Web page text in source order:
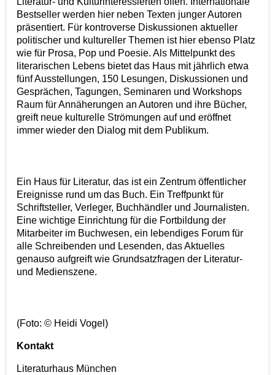
Bestseller werden hier neben Texten junger Autoren
präsentiert. Für kontroverse Diskussionen aktueller
politischer und kultureller Themen ist hier ebenso Platz
wie für Prosa, Pop und Poesie. Als Mittelpunkt des
literarischen Lebens bietet das Haus mit jährlich etwa
fünf Ausstellungen, 150 Lesungen, Diskussionen und
Gesprächen, Tagungen, Seminaren und Workshops
Raum für Annäherungen an Autoren und ihre Bücher,
greift neue kulturelle Strömungen auf und eröffnet
immer wieder den Dialog mit dem Publikum.
Ein Haus für Literatur, das ist ein Zentrum öffentlicher
Ereignisse rund um das Buch. Ein Treffpunkt für
Schriftsteller, Verleger, Buchhändler und Journalisten.
Eine wichtige Einrichtung für die Fortbildung der
Mitarbeiter im Buchwesen, ein lebendiges Forum für
alle Schreibenden und Lesenden, das Aktuelles
genauso aufgreift wie Grundsatzfragen der Literatur-
und Medienszene.
(Foto: © Heidi Vogel)
Kontakt
Literaturhaus München